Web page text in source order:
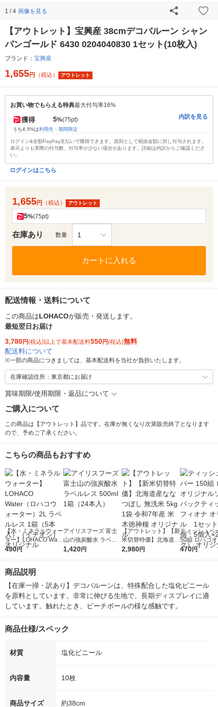
1 / 4 画像を見る
【アウトレット】宝興産 38cmデコバルーン シャン
パンゴールド 6430 0204040830 1セット(10枚入)
ブランド： 宝興産
1,655円 （税込） アウトレット
お買い物でもらえる特典最大付与率16%
獲得 5%(75pt)
うち4.5%は利用先・期間限定
内訳を見る
ログイン&全額PayPay支払いで獲得できます。原則として税抜金額に対し付与されます。
表示よりも実際の付与数、付与率が少ない場合があります。詳細は内訳からご確認くださ
い。
ログインはこちら
1,655円 （税込） アウトレット
5%(75pt)
在庫あり 数量 1
カートに入れる
配送情報・送料について
この商品はLOHACOが販売・発送します。
最短翌日お届け
3,780円(税込)以上で基本配送料550円(税込)無料
配送料について
※一部の商品につきましては、基本配送料を当社が負担いたします。
在庫確認住所：東京都にお届け
賞味期限/使用期限・返品について
ご購入について
この商品は【アウトレット】品です。在庫が無くなり次第販売終了となります
ので、予めご了承ください。
こちらの商品もおすすめ
【水・ミネラルウォー
ター】LOHACO Wate
r（ロハコウォータ
シ） オリジナル
490円
アイリスフーズ 富士
山の強炭酸水 ラベル
レス 500ml 1箱（24
1,420円
【アウトレット】【新
米切替特価】北海道産
ななつぼし 無洗米 5k
2,980円
ティッシュペ
50組 ロハコ
ルソフトパッ
オリジナル
470円
商品説明
【在庫一掃・訳あり】デコバルーンは、特殊配合した塩化ビニール
を原料としています。非常に伸びる生地で、長期ディスプレイに適
しています。触れたとき、ビーチボールの様な感触です。
商品仕様/スペック
材質 塩化ビニール
内容量 10枚
商品サイズ 約38cm